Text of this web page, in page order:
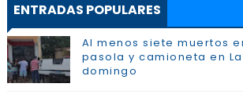
ENTRADAS POPULARES
Al menos siete muertos
pasola y camioneta en
domingo